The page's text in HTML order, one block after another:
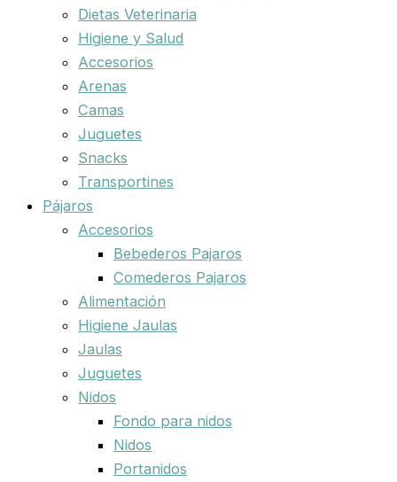
Dietas Veterinaria
Higiene y Salud
Accesorios
Arenas
Camas
Juguetes
Snacks
Transportines
Pájaros
Accesorios
Bebederos Pajaros
Comederos Pajaros
Alimentación
Higiene Jaulas
Jaulas
Juguetes
Nidos
Fondo para nidos
Nidos
Portanidos